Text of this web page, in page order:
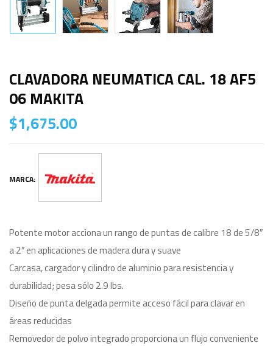
CLAVADORA NEUMATICA CAL. 18 AF5
06 MAKITA
$1,675.00
MARCA:
Potente motor acciona un rango de puntas de calibre 18 de 5/8″
a 2″ en aplicaciones de madera dura y suave
Carcasa, cargador y cilindro de aluminio para resistencia y
durabilidad; pesa sólo 2.9 lbs.
Diseño de punta delgada permite acceso fácil para clavar en
áreas reducidas
Removedor de polvo integrado proporciona un flujo conveniente